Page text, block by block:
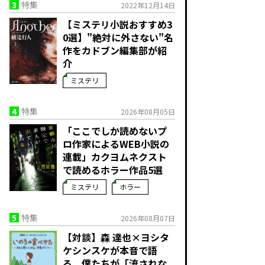
3 特集 2022年12月14日
【ミステリ小説おすすめ3
0選】"絶対に外さない"名
作をカドブン編集部が紹
介
ミステリ
4 特集 2026年08月05日
「ここでしか読めないプ
ロ作家によるWEB小説の
連載」――カクヨムネクスト
で読めるホラー作品5選
ミステリ ホラー
5 特集 2026年08月07日
【対談】森 達也×ヨシタ
ケシンスケが本音で語